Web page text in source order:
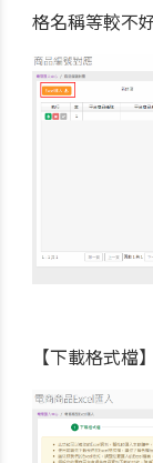
格名稱等較不
【下載格式檔